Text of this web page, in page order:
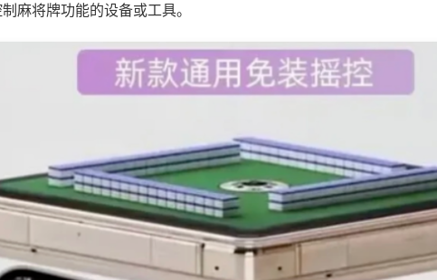
麻将牌功能的设备或工具。